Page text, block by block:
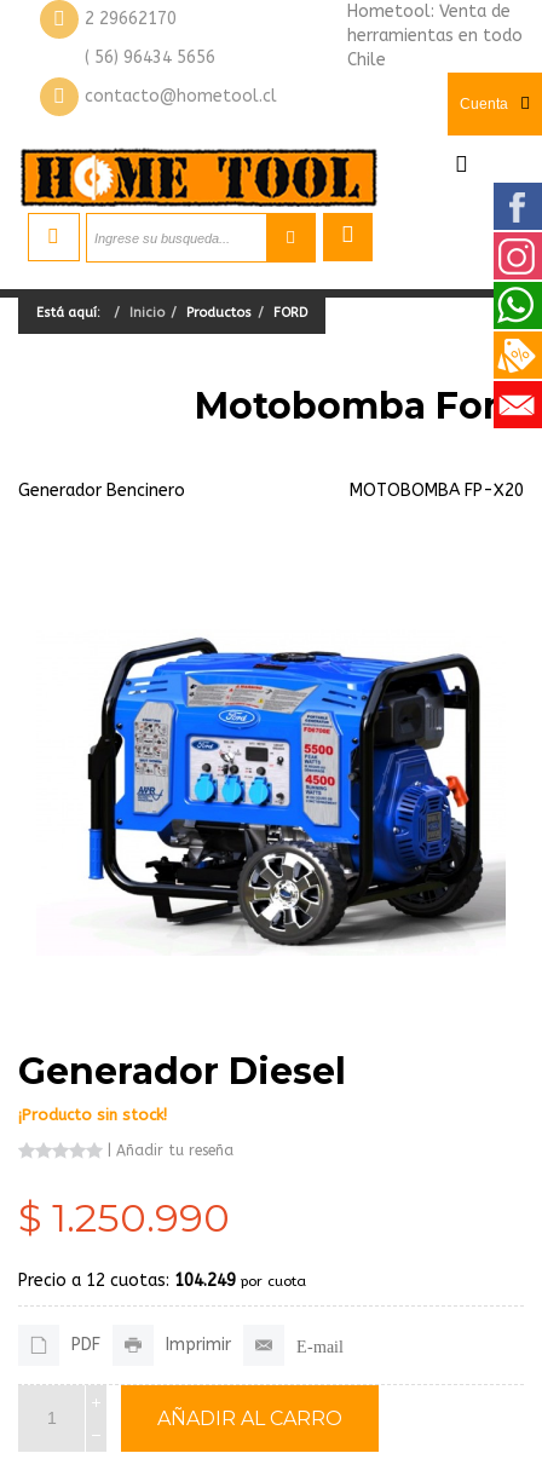
2 29662170
( 56) 96434 5656
contacto@hometool.cl
Hometool: Venta de
herramientas en todo
Chile
Cuenta
Está aquí: Inicio Productos FORD
Motobomba Ford
Generador Bencinero MOTOBOMBA FP-X20
Generador Diesel
¡Producto sin stock!
Añadir tu reseña
$ 1.250.990
Precio a 12 cuotas: 104.249 por cuota
PDF Imprimir E-mail